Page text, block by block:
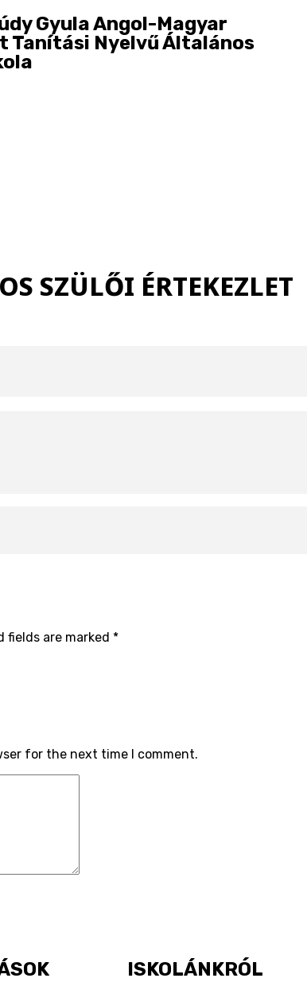
Gyula Angol-Magyar
Tanítási Nyelvű Általános
SZÜLŐI ÉRTEKEZLET
fields are marked *
for the next time I comment.
ISKOLÁNKRÓL